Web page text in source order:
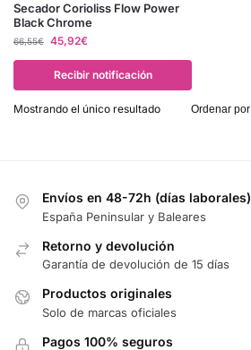
Secador Corioliss Flow Power
Black Chrome
66,55€ 45,92€
Recibir notificación
Mostrando el único resultado
Envíos en 48-72h (días laborales)
España Peninsular y Baleares
Retorno y devolución
Garantía de devolución de 15 días
Productos originales
Solo de marcas oficiales
Pagos 100% seguros